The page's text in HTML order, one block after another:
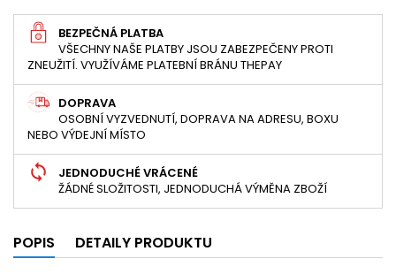
BEZPEČNÁ PLATBA
VŠECHNY NAŠE PLATBY JSOU ZABEZPEČENY PROTI
ZNEUŽITÍ. VYUŽÍVÁME PLATEBNÍ BRÁNU THEPAY
DOPRAVA
OSOBNÍ VYZVEDNUTÍ, DOPRAVA NA ADRESU, BOXU
NEBO VÝDEJNÍ MÍSTO
JEDNODUCHÉ VRÁCENÉ
ŽÁDNÉ SLOŽITOSTI, JEDNODUCHÁ VÝMĚNA ZBOŽÍ
POPIS DETAILY PRODUKTU